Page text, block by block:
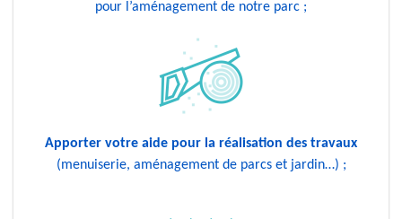
pour l’aménagement de notre parc ;
Apporter votre aide pour la réalisation des travaux
(menuiserie, aménagement de parcs et jardin…) ;